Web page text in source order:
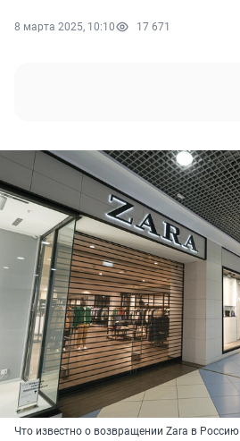
8 марта 2025, 10:10 17 671
Что известно о возвращении Zara в Россию